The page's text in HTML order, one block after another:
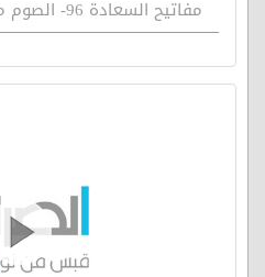
مفاتيح السعادة 96- الصوم مفتاح للسعادة